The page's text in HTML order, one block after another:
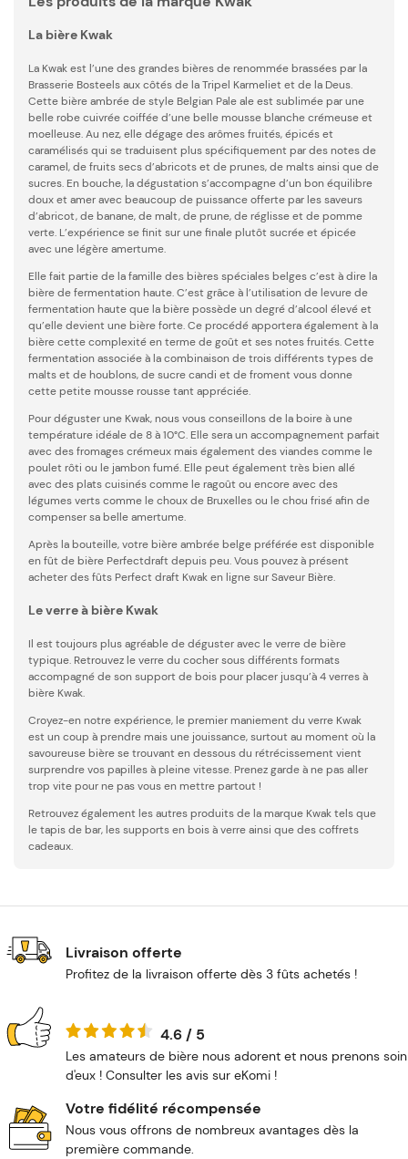
La bière Kwak
La Kwak est l’une des grandes bières de renommée brassées par la
Brasserie Bosteels aux côtés de la Tripel Karmeliet et de la Deus.
Cette bière ambrée de style Belgian Pale ale est sublimée par une
belle robe cuivrée coiffée d’une belle mousse blanche crémeuse et
moelleuse. Au nez, elle dégage des arômes fruités, épicés et
caramélisés qui se traduisent plus spécifiquement par des notes de
caramel, de fruits secs d’abricots et de prunes, de malts ainsi que de
sucres. En bouche, la dégustation s’accompagne d’un bon équilibre
doux et amer avec beaucoup de puissance offerte par les saveurs
d’abricot, de banane, de malt, de prune, de réglisse et de pomme
verte. L’expérience se finit sur une finale plutôt sucrée et épicée
avec une légère amertume.
Elle fait partie de la famille des bières spéciales belges c’est à dire la
bière de fermentation haute. C’est grâce à l’utilisation de levure de
fermentation haute que la bière possède un degré d’alcool élevé et
qu’elle devient une bière forte. Ce procédé apportera également à la
bière cette complexité en terme de goût et ses notes fruités. Cette
fermentation associée à la combinaison de trois différents types de
malts et de houblons, de sucre candi et de froment vous donne
cette petite mousse rousse tant appréciée.
Pour déguster une Kwak, nous vous conseillons de la boire à une
température idéale de 8 à 10°C. Elle sera un accompagnement parfait
avec des fromages crémeux mais également des viandes comme le
poulet rôti ou le jambon fumé. Elle peut également très bien allé
avec des plats cuisinés comme le ragoût ou encore avec des
légumes verts comme le choux de Bruxelles ou le chou frisé afin de
compenser sa belle amertume.
Après la bouteille, votre bière ambrée belge préférée est disponible
en fût de bière Perfectdraft depuis peu. Vous pouvez à présent
acheter des fûts Perfect draft Kwak en ligne sur Saveur Bière.
Le verre à bière Kwak
Il est toujours plus agréable de déguster avec le verre de bière
typique. Retrouvez le verre du cocher sous différents formats
accompagné de son support de bois pour placer jusqu’à 4 verres à
bière Kwak.
Croyez-en notre expérience, le premier maniement du verre Kwak
est un coup à prendre mais une jouissance, surtout au moment où la
savoureuse bière se trouvant en dessous du rétrécissement vient
surprendre vos papilles à pleine vitesse. Prenez garde à ne pas aller
trop vite pour ne pas vous en mettre partout !
Retrouvez également les autres produits de la marque Kwak tels que
le tapis de bar, les supports en bois à verre ainsi que des coffrets
cadeaux.
Livraison offerte
Profitez de la livraison offerte dès 3 fûts achetés !
4.6 / 5
Les amateurs de bière nous adorent et nous prenons soin
d'eux ! Consulter les avis sur eKomi !
Votre fidélité récompensée
Nous vous offrons de nombreux avantages dès la
première commande.